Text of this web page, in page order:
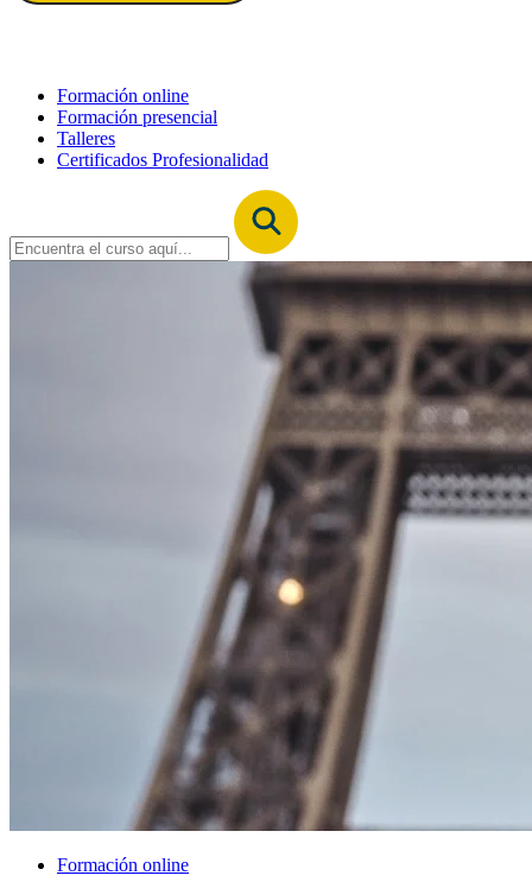
Formación online
Formación presencial
Talleres
Certificados Profesionalidad
Formación online